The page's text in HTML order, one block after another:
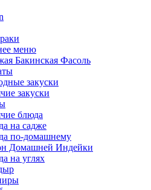
меню
Бакинская Фасоль
закуски
закуски
блюда
на садже
по-домашнему
Домашней Индейки
на углях